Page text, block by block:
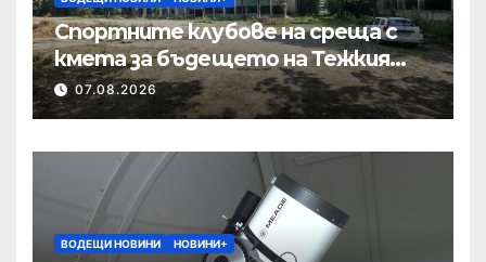
Спортните клубове на среща с
кмета за бъдещето на Тежкия
полк
07.08.2026
ВОДЕЩИ НОВИНИ НОВИНИ+